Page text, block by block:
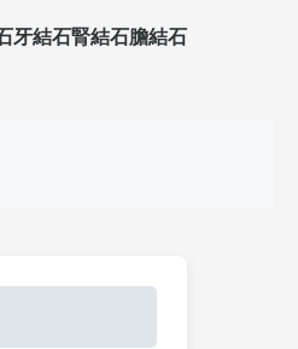
牙結石腎結石膽結石